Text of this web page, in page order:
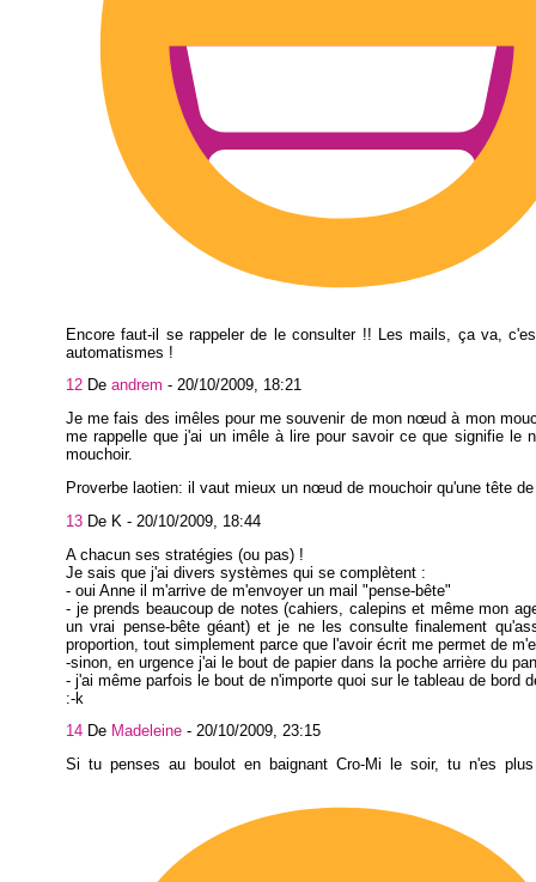
Encore faut-il se rappeler de le consulter !! Les mails, ça va,
automatismes !
12 De andrem - 20/10/2009, 18:21
Je me fais des imêles pour me souvenir de mon nœud à mon
me rappelle que j'ai un imêle à lire pour savoir ce que signifie le
mouchoir.
Proverbe laotien: il vaut mieux un nœud de mouchoir qu'une tête
13 De K - 20/10/2009, 18:44
A chacun ses stratégies (ou pas) !
Je sais que j'ai divers systèmes qui se complètent :
- oui Anne il m'arrive de m'envoyer un mail "pense-bête"
- je prends beaucoup de notes (cahiers, calepins et même mon
un vrai pense-bête géant) et je ne les consulte finalement
proportion, tout simplement parce que l'avoir écrit me permet de
-sinon, en urgence j'ai le bout de papier dans la poche arrière du
- j'ai même parfois le bout de n'importe quoi sur le tableau de bord
:-k
14 De Madeleine - 20/10/2009, 23:15
Si tu penses au boulot en baignant Cro-Mi le soir, tu n'es